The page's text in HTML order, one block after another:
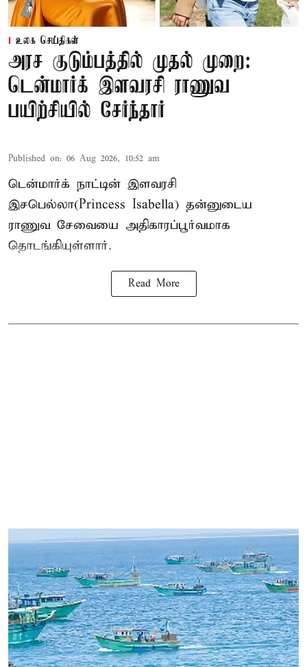
உலக செய்திகள்
அரச குடும்பத்தில் முதல் முறை:
டென்மார்க் இளவரசி ராணுவ
பயிற்சியில் சேர்ந்தார்
Published on: 06 Aug 2026, 10:52 am
டென்மார்க் நாட்டின் இளவரசி
இசபெல்லா(Princess Isabella) தன்னுடைய
ராணுவ சேவையை அதிகாரப்பூர்வமாக
தொடங்கியுள்ளார்.
Read More